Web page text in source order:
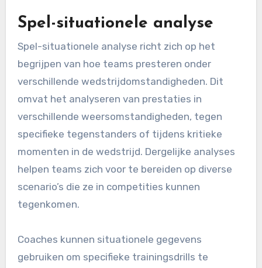
Spel-situationele analyse
Spel-situationele analyse richt zich op het
begrijpen van hoe teams presteren onder
verschillende wedstrijdomstandigheden. Dit
omvat het analyseren van prestaties in
verschillende weersomstandigheden, tegen
specifieke tegenstanders of tijdens kritieke
momenten in de wedstrijd. Dergelijke analyses
helpen teams zich voor te bereiden op diverse
scenario’s die ze in competities kunnen
tegenkomen.
Coaches kunnen situationele gegevens
gebruiken om specifieke trainingsdrills te